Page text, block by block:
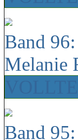
Band 96:
Melanie
Band